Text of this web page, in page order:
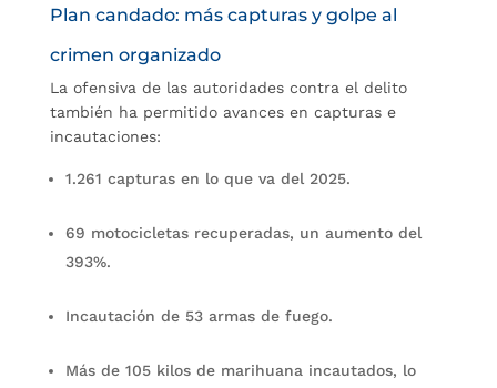
Plan candado: más capturas y golpe al
crimen organizado
La ofensiva de las autoridades contra el delito
también ha permitido avances en capturas e
incautaciones:
1.261 capturas en lo que va del 2025.
69 motocicletas recuperadas, un aumento del
393%.
Incautación de 53 armas de fuego.
Más de 105 kilos de marihuana incautados, lo